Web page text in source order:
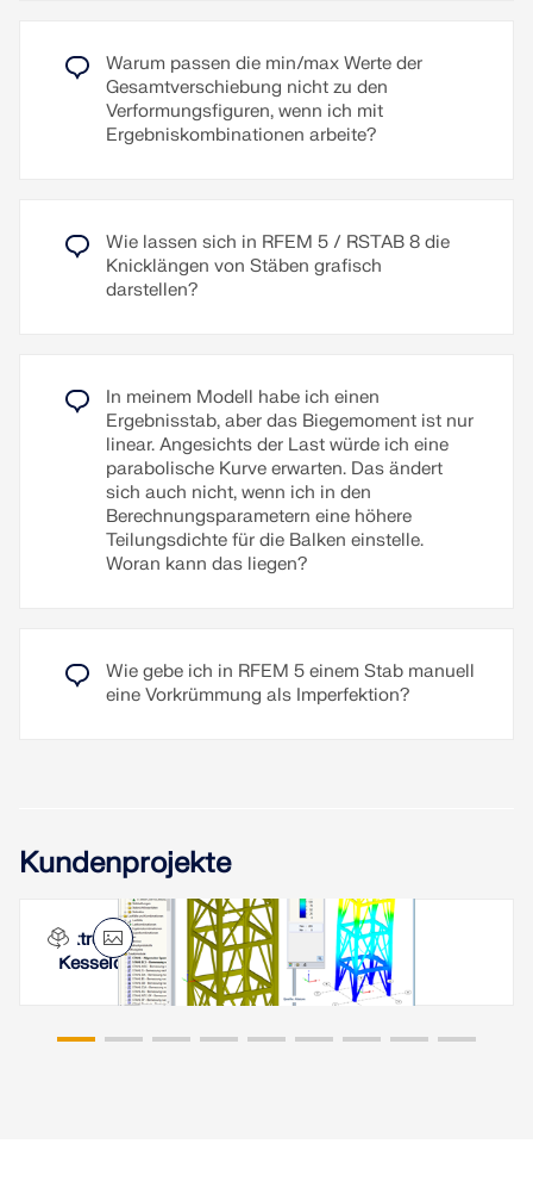
Weitere Sprachen können selbst angelegt werden.
Zusatztexte lassen sich als RTF-Dateien
importieren. Die Seitennummerierung ist ebenfalls
exportieren.
Weiterlesen
Richtungen erzeugt werden. Beispielsweise ist es
möglich, mit einem Klick alle Schnittgrößen als
isometrische Ansicht zu drucken.
Weiterlesen
Warum passen die min/max Werte der
Gesamtverschiebung nicht zu den
Verformungsfiguren, wenn ich mit
Ergebniskombinationen arbeite?
Wie lassen sich in RFEM 5 / RSTAB 8 die
Knicklängen von Stäben grafisch
darstellen?
In meinem Modell habe ich einen
Ergebnisstab, aber das Biegemoment ist nur
linear. Angesichts der Last würde ich eine
parabolische Kurve erwarten. Das ändert
sich auch nicht, wenn ich in den
Berechnungsparametern eine höhere
Teilungsdichte für die Balken einstelle.
Woran kann das liegen?
Wie gebe ich in RFEM 5 einem Stab manuell
eine Vorkrümmung als Imperfektion?
Kundenprojekte
Extrem hoch belastetes Kesselgerüst und
Kesseldecke in Indien